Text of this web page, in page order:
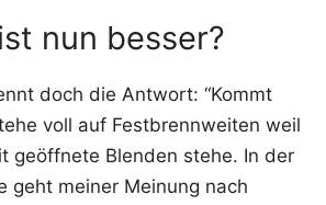
nun besser?
doch die Ant­wort: “Kommt
voll auf Fest­brenn­wei­ten weil
geöff­ne­te Blen­den ste­he. In der
geht mei­ner Mei­nung nach